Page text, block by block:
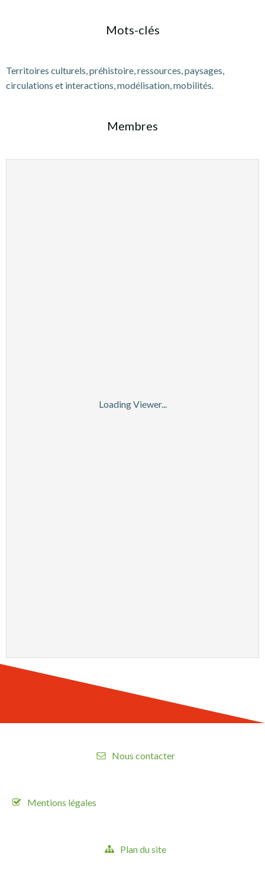
Mots-clés
Territoires culturels, préhistoire, ressources, paysages,
circulations et interactions, modélisation, mobilités.
Membres
Loading Viewer...
Nous contacter
Mentions légales
Plan du site